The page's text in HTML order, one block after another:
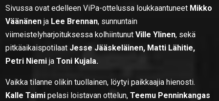
Sivussa ovat edelleen ViPa-ottelussa loukkaantuneet Mikko
Väänänenja Lee Brennan, sunnuntain
viimeistelyharjoituksessa kolhiintunutVille Ylinen, sekä
pitkäaikaispotilaat Jesse Jääskeläinen, Matti Lähitie,
Petri NiemijaToni Kujala.
Vaikka tilanne olikin tuollainen, löytyi paikkaajia hienosti.
Kalle Taimipelasi loistavan ottelun,Teemu Penninkangas